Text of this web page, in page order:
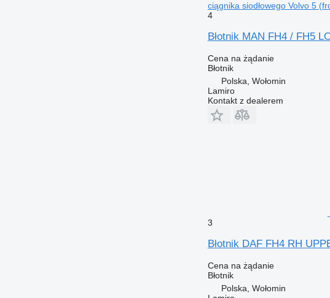
ciągnika siodłowego Volvo 5
4
Błotnik MAN FH4 / FH5
Cena na żądanie
Błotnik
Polska, Wołomin
Lamiro
Kontakt z dealerem
3
Błotnik DAF FH4 RH
Cena na żądanie
Błotnik
Polska, Wołomin